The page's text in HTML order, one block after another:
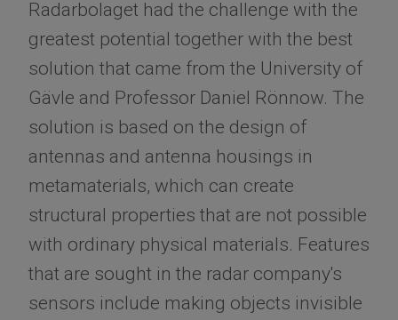
Radarbolaget had the challenge with the
greatest potential together with the best
solution that came from the University of
Gävle and Professor Daniel Rönnow. The
solution is based on the design of
antennas and antenna housings in
metamaterials, which can create
structural properties that are not possible
with ordinary physical materials. Features
that are sought in the radar company's
sensors include making objects invisible